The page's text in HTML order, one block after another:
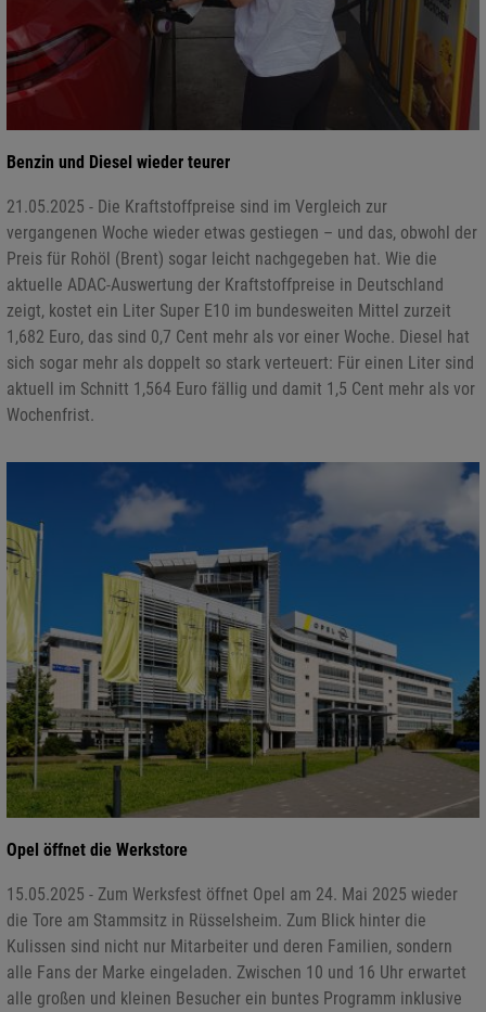
Benzin und Diesel wieder teurer
21.05.2025 - Die Kraftstoffpreise sind im Vergleich zur
vergangenen Woche wieder etwas gestiegen – und das, obwohl der
Preis für Rohöl (Brent) sogar leicht nachgegeben hat. Wie die
aktuelle ADAC-Auswertung der Kraftstoffpreise in Deutschland
zeigt, kostet ein Liter Super E10 im bundesweiten Mittel zurzeit
1,682 Euro, das sind 0,7 Cent mehr als vor einer Woche. Diesel hat
sich sogar mehr als doppelt so stark verteuert: Für einen Liter sind
aktuell im Schnitt 1,564 Euro fällig und damit 1,5 Cent mehr als vor
Wochenfrist.
Opel öffnet die Werkstore
15.05.2025 - Zum Werksfest öffnet Opel am 24. Mai 2025 wieder
die Tore am Stammsitz in Rüsselsheim. Zum Blick hinter die
Kulissen sind nicht nur Mitarbeiter und deren Familien, sondern
alle Fans der Marke eingeladen. Zwischen 10 und 16 Uhr erwartet
alle großen und kleinen Besucher ein buntes Programm inklusive